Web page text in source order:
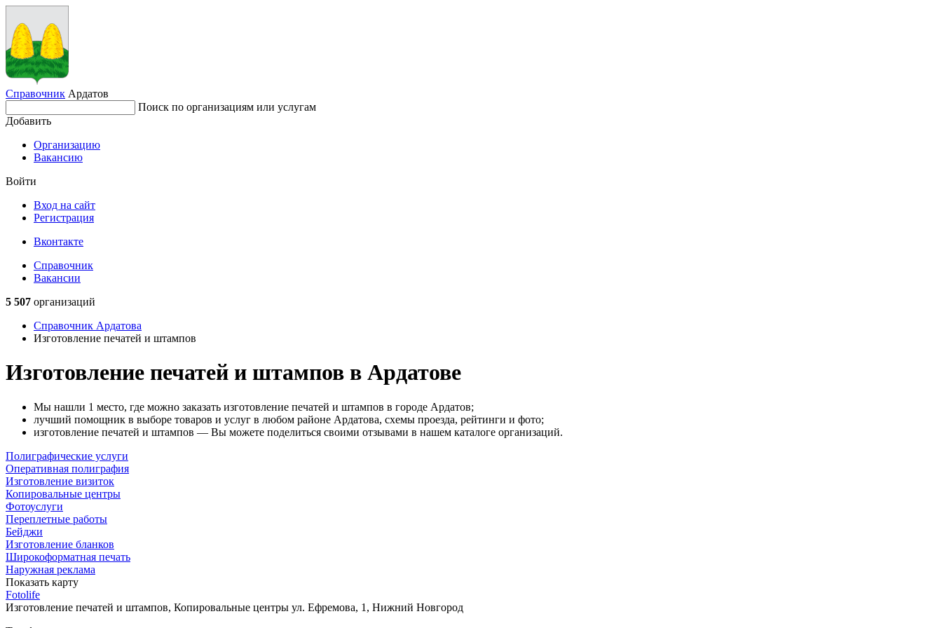
Справочник Ардатов
Поиск по организациям или услугам
Добавить
Организацию
Вакансию
Войти
Вход на сайт
Регистрация
Вконтакте
Справочник
Вакансии
5 507 организаций
Справочник Ардатова
Изготовление печатей и штампов
Изготовление печатей и штампов в Ардатове
Мы нашли 1 место, где можно заказать изготовление печатей и штампов в городе Ардатов;
лучший помощник в выборе товаров и услуг в любом районе Ардатова, схемы проезда, рейтинги и фото;
изготовление печатей и штампов — Вы можете поделиться своими отзывами в нашем каталоге организаций.
Полиграфические услуги
Оперативная полиграфия
Изготовление визиток
Копировальные центры
Фотоуслуги
Переплетные работы
Бейджи
Изготовление бланков
Широкоформатная печать
Наружная реклама
Показать карту
Fotolife
Изготовление печатей и штампов, Копировальные центры ул. Ефремова, 1, Нижний Новгород